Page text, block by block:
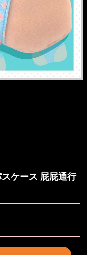
ケース 屁屁通行